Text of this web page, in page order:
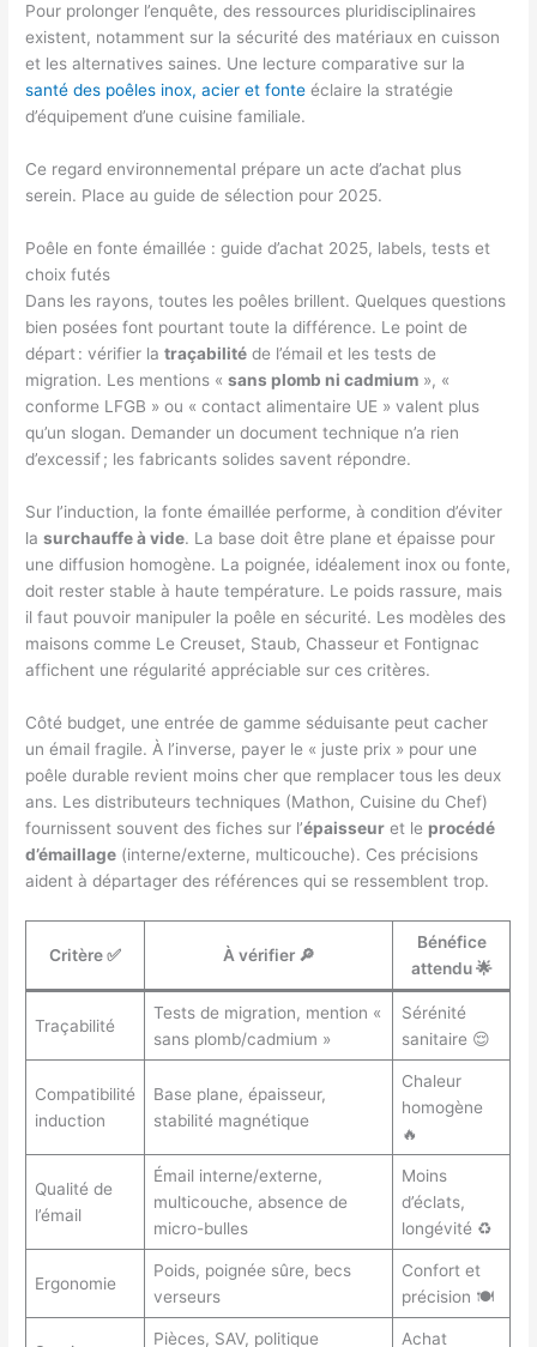
Pour prolonger l’enquête, des ressources pluridisciplinaires
existent, notamment sur la sécurité des matériaux en cuisson
et les alternatives saines. Une lecture comparative sur la
santé des poêles inox, acier et fonte éclaire la stratégie
d’équipement d’une cuisine familiale.
Ce regard environnemental prépare un acte d’achat plus
serein. Place au guide de sélection pour 2025.
Poêle en fonte émaillée : guide d’achat 2025, labels, tests et
choix futés
Dans les rayons, toutes les poêles brillent. Quelques questions
bien posées font pourtant toute la différence. Le point de
départ : vérifier latraçabilité de l’émail et les tests de
migration. Les mentions «sans plomb ni cadmium », «
conforme LFGB » ou « contact alimentaire UE » valent plus
qu’un slogan. Demander un document technique n’a rien
d’excessif ; les fabricants solides savent répondre.
Sur l’induction, la fonte émaillée performe, à condition d’éviter
lasurchauffe à vide. La base doit être plane et épaisse pour
une diffusion homogène. La poignée, idéalement inox ou fonte,
doit rester stable à haute température. Le poids rassure, mais
il faut pouvoir manipuler la poêle en sécurité. Les modèles des
maisons comme Le Creuset, Staub, Chasseur et Fontignac
affichent une régularité appréciable sur ces critères.
Côté budget, une entrée de gamme séduisante peut cacher
un émail fragile. À l’inverse, payer le « juste prix » pour une
poêle durable revient moins cher que remplacer tous les deux
ans. Les distributeurs techniques (Mathon, Cuisine du Chef)
fournissent souvent des fiches sur l’épaisseur et le procédé
d’émaillage (interne/externe, multicouche). Ces précisions
aident à départager des références qui se ressemblent trop.
Critère ✅ À vérifier 🔎
Bénéfice
attendu 🌟
Traçabilité
Tests de migration, mention «
sans plomb/cadmium »
Sérénité
sanitaire 😌
Compatibilité
induction
Base plane, épaisseur,
stabilité magnétique
Chaleur
homogène
🔥
Qualité de
l’émail
Émail interne/externe,
multicouche, absence de
micro-bulles
Moins
d’éclats,
longévité ♻️
Ergonomie
Poids, poignée sûre, becs
verseurs
Confort et
précision 🍽️
Pièces, SAV, politique Achat